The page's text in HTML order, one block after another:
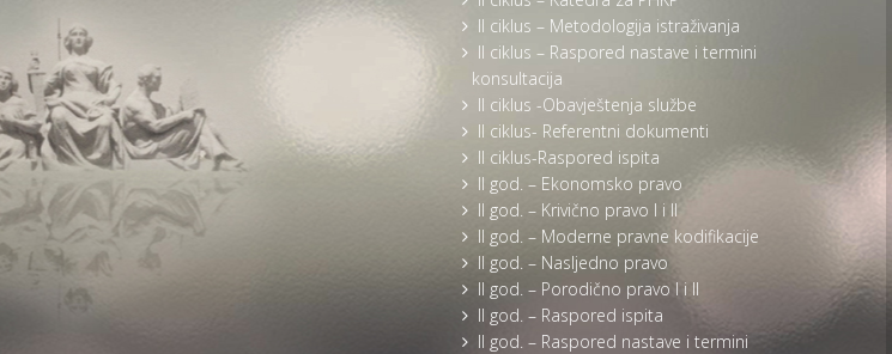
II ciklus – Metodologija istraživanja
II ciklus – Raspored nastave i termini
konsultacija
II ciklus -Obavještenja službe
II ciklus- Referentni dokumenti
II ciklus-Raspored ispita
II god. – Ekonomsko pravo
II god. – Krivično pravo I i II
II god. – Moderne pravne kodifikacije
II god. – Nasljedno pravo
II god. – Porodično pravo I i II
II god. – Raspored ispita
II god. – Raspored nastave i termini